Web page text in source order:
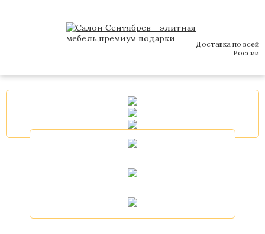
Доставка по всей
России